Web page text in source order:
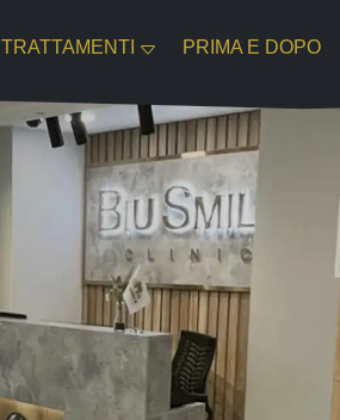
TRATTAMENTI PRIMA E DOPO